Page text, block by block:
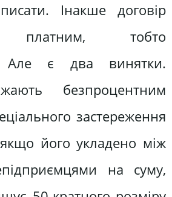
Інакше договір
платним, тобто
Але є два винятки.
безпроцентним
застереження
його укладено між
на суму,